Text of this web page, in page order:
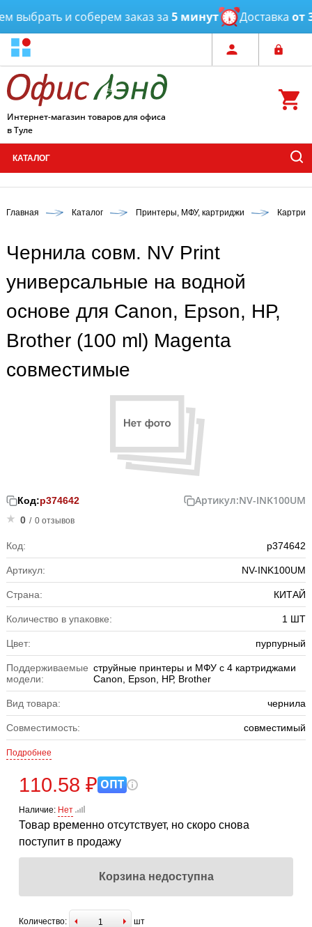
и соберем заказ за5 минут Доставкаот 3
Интернет-магазин товаров для офиса
в Туле
КАТАЛОГ
Главная Каталог Принтеры, МФУ, картриджи
Чернила совм. NV Print
универсальные на водной
основе для Сanon, Epson, НР,
Brother (100 ml) Magenta
совместимые
Код:р374642 Артикул:NV-INK100UM
0 / 0 отзывов
Код: р374642
Артикул: NV-INK100UM
Страна: КИТАЙ
Количество в упаковке: 1 ШТ
Цвет: пурпурный
Поддерживаемые
модели:
струйные принтеры и МФУ с 4 картриджами
Сanon, Epson, НР, Brother
Вид товара: чернила
Совместимость: совместимый
Подробнее
110.58 ₽ ОПТ
Наличие: Нет
Товар временно отсутствует, но скоро снова
поступит в продажу
Корзина недоступна
Количество: шт